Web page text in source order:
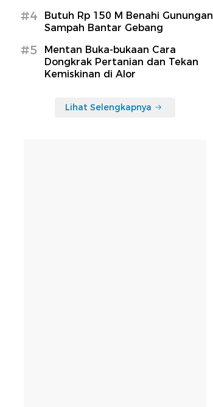
#4
Butuh Rp 150 M Benahi Gunungan
Sampah Bantar Gebang
#5
Mentan Buka-bukaan Cara
Dongkrak Pertanian dan Tekan
Kemiskinan di Alor
Lihat Selengkapnya